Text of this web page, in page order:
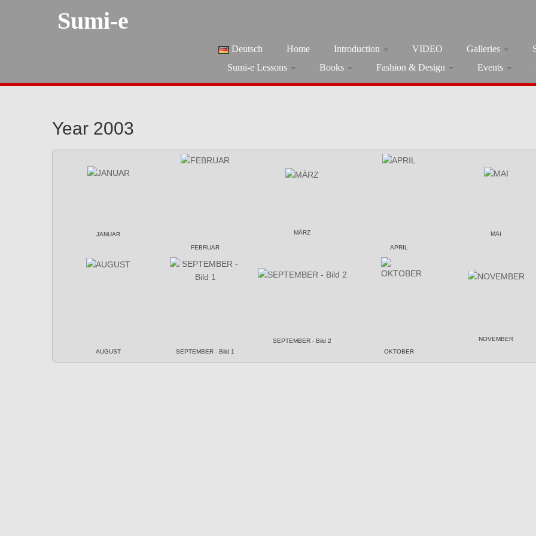
Sumi-e
Deutsch Home Introduction VIDEO Galleries
Sumi-e Lessons
Books Fashion & Design Events
Year 2003
JANUAR
FEBRUAR
MÄRZ
APRIL
MAI
AUGUST SEPTEMBER - Bild 1
SEPTEMBER - Bild 2
OKTOBER
NOVEMBER